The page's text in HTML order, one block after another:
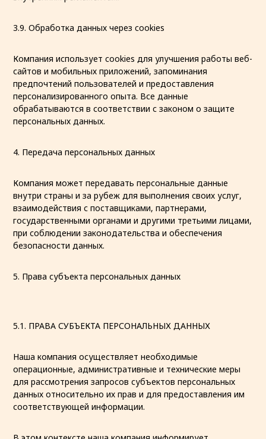
3.9. Обработка данных через cookies
Компания использует cookies для улучшения работы веб-
сайтов и мобильных приложений, запоминания
предпочтений пользователей и предоставления
персонализированного опыта. Все данные
обрабатываются в соответствии с законом о защите
персональных данных.
4. Передача персональных данных
Компания может передавать персональные данные
внутри страны и за рубеж для выполнения своих услуг,
взаимодействия с поставщиками, партнерами,
государственными органами и другими третьими лицами,
при соблюдении законодательства и обеспечения
безопасности данных.
5. Права субъекта персональных данных
5.1. ПРАВА СУБЪЕКТА ПЕРСОНАЛЬНЫХ ДАННЫХ
Наша компания осуществляет необходимые
операционные, административные и технические меры
для рассмотрения запросов субъектов персональных
данных относительно их прав и для предоставления им
соответствующей информации.